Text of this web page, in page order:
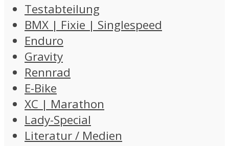
Testabteilung
BMX | Fixie | Singlespeed
Enduro
Gravity
Rennrad
E-Bike
XC | Marathon
Lady-Special
Literatur / Medien